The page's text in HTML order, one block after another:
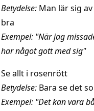
Betydelse: Man lär sig
bra
Exempel: "När jag
har något gott med sig"
Se allt i rosenrött
Betydelse: Bara se det
Exempel: "Det kan vara